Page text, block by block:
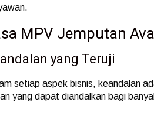
MPV Jemputan
yang Teruji
setiap aspek bisnis, keandalan
yang dapat diandalkan bagi